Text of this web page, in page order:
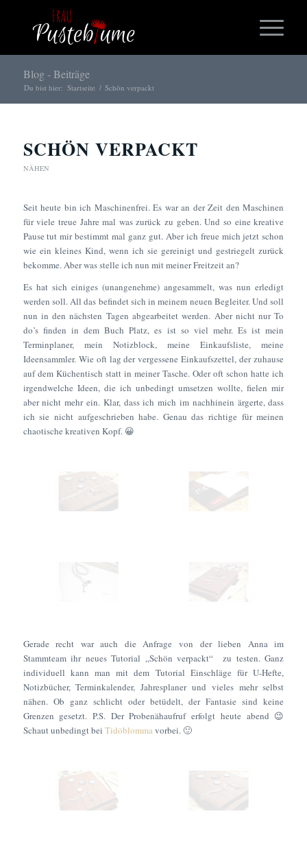
Blog - Beiträge
Du bist hier: Startseite / Schön verpackt
SCHÖN VERPACKT
NÄHEN
Seit heute bin ich Maschinenfrei. Es war an der Zeit den Maschinen
für viele treue Jahre mal was zurück zu geben. Und so eine kreative
Pause tut mir bestimmt mal ganz gut. Aber ich freue mich jetzt schon
wie ein kleines Kind, wenn ich sie gereinigt und gestriegelt zurück
bekomme. Aber was stelle ich nun mit meiner Freitzeit an?
Es hat sich einiges (unangenehme) angesammelt, was nun erledigt
werden soll. All das befindet sich in meinem neuen Begleiter. Und soll
nun in den nächsten Tagen abgearbeitet werden. Aber nicht nur To
do’s finden in dem Buch Platz, es ist so viel mehr. Es ist mein
Terminplaner, mein Notizblock, meine Einkaufsliste, meine
Ideensammler. Wie oft lag der vergessene Einkaufszettel, der zuhause
auf dem Küchentisch statt in meiner Tasche. Oder oft schon hatte ich
irgendwelche Ideen, die ich unbedingt umsetzen wollte, fielen mir
aber nicht mehr ein. Klar, dass ich mich im nachhinein ärgerte, dass
ich sie nicht aufgeschrieben habe. Genau das richtige für meinen
chaotische kreativen Kopf. 😀
Gerade recht war auch die Anfrage von der lieben Anna im
Stammteam ihr neues Tutorial „Schön verpackt“ zu testen. Ganz
individuell kann man mit dem Tutorial Einschläge für U-Hefte,
Notizbücher, Terminkalender, Jahresplaner und vieles mehr selbst
nähen. Ob ganz schlicht oder betüdelt, der Fantasie sind keine
Grenzen gesetzt. P.S. Der Probenähaufruf erfolgt heute abend 😉
Schaut unbedingt bei Tidöblomma vorbei. 🙂